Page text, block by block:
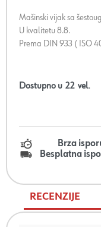
Mašinski vijak sa
U kvalitetu 8.8.
Prema DIN 933 ( ISO
Dostupno u 22 vel.
Brza
Besplatna
RECENZIJE